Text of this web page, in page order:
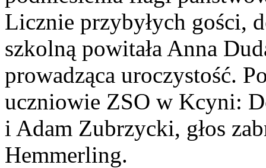
Licznie przybyłych gości,
szkolną powitała Anna
prowadząca uroczystość.
uczniowie ZSO w Kcyni:
i Adam Zubrzycki, głos
Hemmerling.